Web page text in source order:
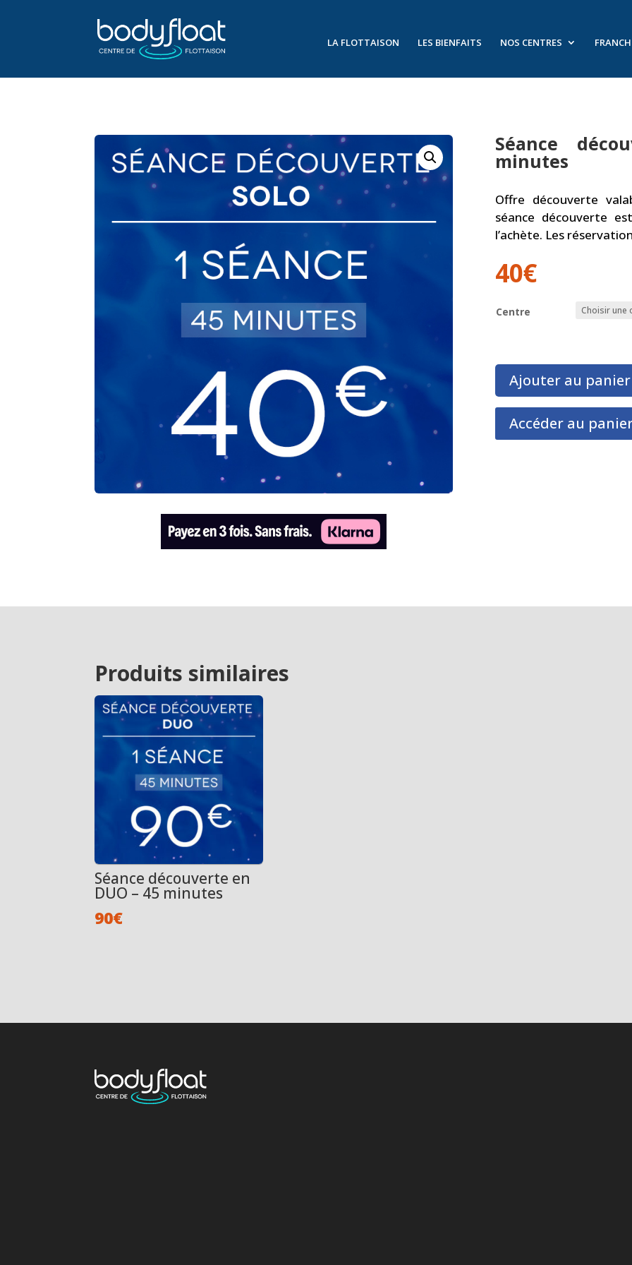
LA FLOTTAISON LES BIENFAITS NOS CENTRES
Séance
minutes
Offre découverte
séance découverte
l’achète. Les
40€
Centre
Ajouter au panier
Accéder au
Produits similaires
Séance découverte en
DUO – 45 minutes
90€